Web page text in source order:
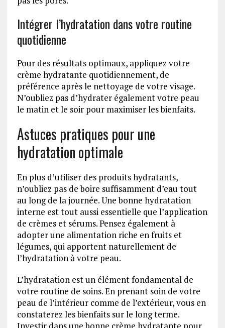
Intégrer l’hydratation dans votre routine
quotidienne
Pour des résultats optimaux, appliquez votre
crème hydratante quotidiennement, de
préférence après le nettoyage de votre visage.
N’oubliez pas d’hydrater également votre peau
le matin et le soir pour maximiser les bienfaits.
Astuces pratiques pour une
hydratation optimale
En plus d’utiliser des produits hydratants,
n’oubliez pas de boire suffisamment d’eau tout
au long de la journée. Une bonne hydratation
interne est tout aussi essentielle que l’application
de crèmes et sérums. Pensez également à
adopter une alimentation riche en fruits et
légumes, qui apportent naturellement de
l’hydratation à votre peau.
L’hydratation est un élément fondamental de
votre routine de soins. En prenant soin de votre
peau de l’intérieur comme de l’extérieur, vous en
constaterez les bienfaits sur le long terme.